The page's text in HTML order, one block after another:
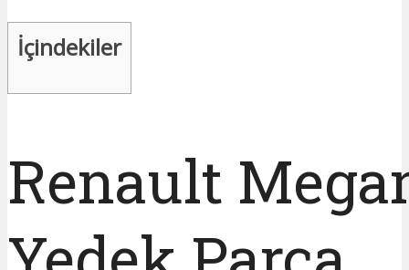
İçindekiler
Renault